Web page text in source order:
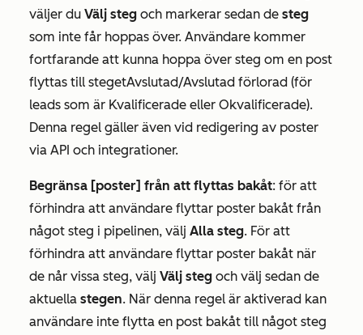
väljer du Välj steg och markerar sedan de steg
som inte får hoppas över. Användare kommer
fortfarande att kunna hoppa över steg om en post
flyttas till stegetAvslutad/Avslutad förlorad (för
leads som är Kvalificerade eller Okvalificerade).
Denna regel gäller även vid redigering av poster
via API och integrationer.
Begränsa [poster] från att flyttas bakåt: för att
förhindra att användare flyttar poster bakåt från
något steg i pipelinen, välj Alla steg. För att
förhindra att användare flyttar poster bakåt när
de når vissa steg, välj Välj steg och välj sedan de
aktuella stegen. När denna regel är aktiverad kan
användare inte flytta en post bakåt till något steg